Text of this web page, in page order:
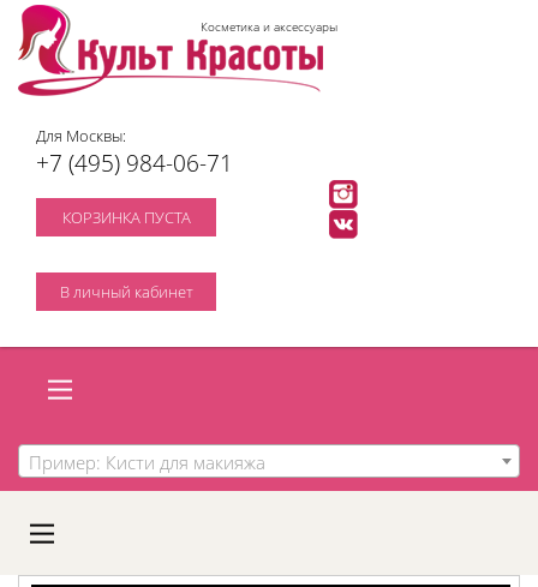
Косметика и аксессуары
Для Москвы:
+7 (495) 984-06-71
КОРЗИНКА ПУСТА
В личный кабинет
Пример: Кисти для макияжа
A
C
D